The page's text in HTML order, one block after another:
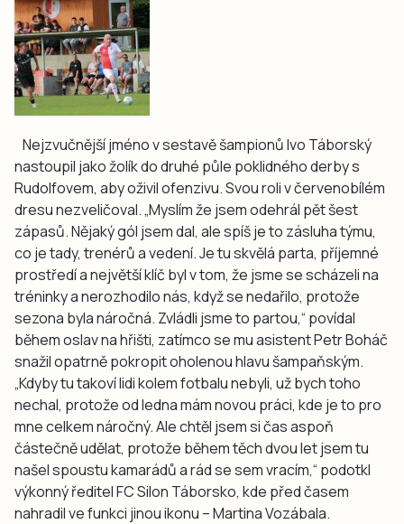
Nejzvučnější jméno v sestavě šampionů Ivo Táborský
nastoupil jako žolík do druhé půle poklidného derby s
Rudolfovem, aby oživil ofenzivu. Svou roli v červenobílém
dresu nezveličoval. „Myslím že jsem odehrál pět šest
zápasů. Nějaký gól jsem dal, ale spíš je to zásluha týmu,
co je tady, trenérů a vedení. Je tu skvělá parta, příjemné
prostředí a největší klíč byl v tom, že jsme se scházeli na
tréninky a nerozhodilo nás, když se nedařilo, protože
sezona byla náročná. Zvládli jsme to partou,“ povídal
během oslav na hřišti, zatímco se mu asistent Petr Boháč
snažil opatrně pokropit oholenou hlavu šampaňským.
„Kdyby tu takoví lidi kolem fotbalu nebyli, už bych toho
nechal, protože od ledna mám novou práci, kde je to pro
mne celkem náročný. Ale chtěl jsem si čas aspoň
částečně udělat, protože během těch dvou let jsem tu
našel spoustu kamarádů a rád se sem vracím,“ podotkl
výkonný ředitel FC Silon Táborsko, kde před časem
nahradil ve funkci jinou ikonu – Martina Vozábala.